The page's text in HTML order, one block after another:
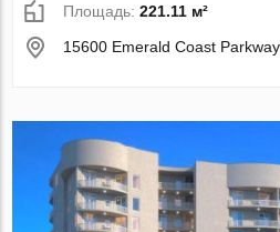
Площадь:221.11 м²
15600 Emerald Coast